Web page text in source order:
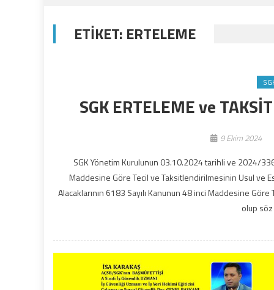
ETIKET: ERTELEME
SGK ERTELEME ve
9 Ekim 2024
SGK Yönetim Kurulunun 03.10.2024 tarihli ve 2024/
Maddesine Göre Tecil ve Taksitlendirilmesinin Usul ve
Alacaklarının 6183 Sayılı Kanunun 48 inci Maddesine
olup